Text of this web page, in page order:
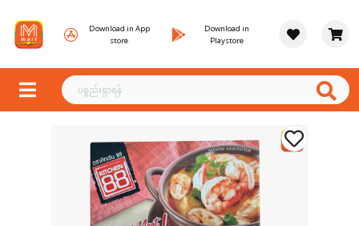
Download in App
store
Download in
Playstore